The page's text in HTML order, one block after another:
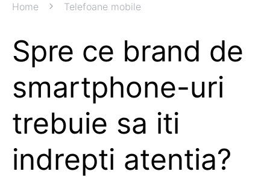
Home Telefoane mobile
Spre ce brand de
smartphone-uri
trebuie sa iti
indrepti atentia?